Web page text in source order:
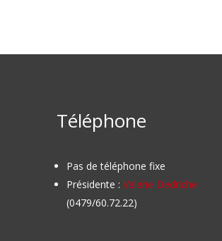
Téléphone
Pas de téléphone fixe
Présidente : Valérie Dedriche
(0479/60.72.22)